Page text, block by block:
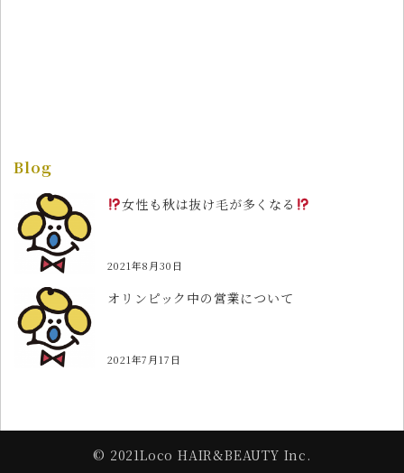
Blog
女性も秋は抜け毛が多くなる
2021年8月30日
オリンピック中の営業について
2021年7月17日
© 2021Loco HAIR&BEAUTY Inc.